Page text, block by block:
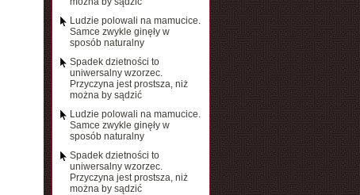
Ludzie polowali na mamucice.
Samce zwykle ginęły w
sposób naturalny
Spadek dzietności to
uniwersalny wzorzec.
Przyczyna jest prostsza, niż
można by sądzić
Ludzie polowali na mamucice.
Samce zwykle ginęły w
sposób naturalny
Spadek dzietności to
uniwersalny wzorzec.
Przyczyna jest prostsza, niż
można by sądzić